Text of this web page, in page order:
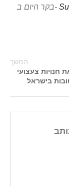
בקר היום ב-
המשך
חנויות צעצועי
בישראל